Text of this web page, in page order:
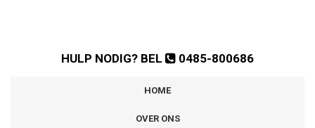
HULP NODIG? BEL 0485-800686
HOME
OVER ONS